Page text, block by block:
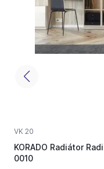
VK 20
KORADO Radiátor Radik VK 20 600
0010